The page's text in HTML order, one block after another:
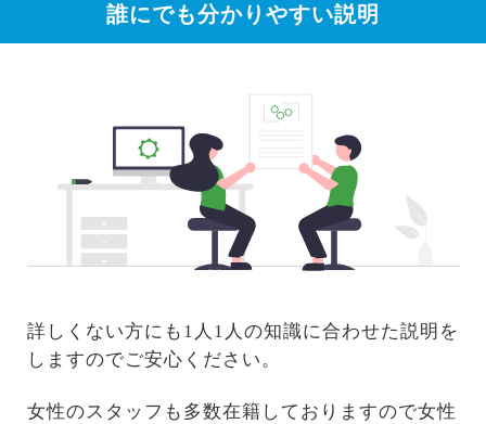
誰にでも分かりやすい説明
詳しくない方にも1人1人の知識に合わせた説明を
しますのでご安心ください。
女性のスタッフも多数在籍しておりますので女性